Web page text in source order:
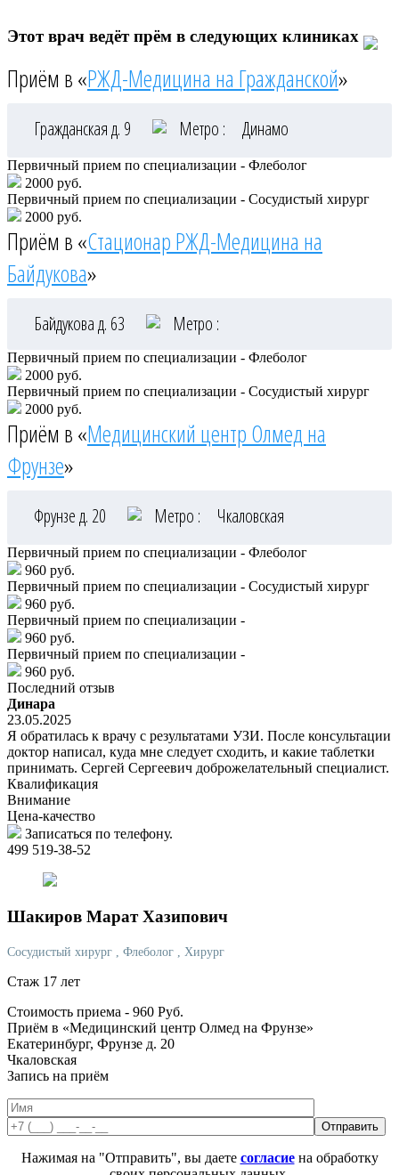
Этот врач ведёт прём в следующих клиниках
Приём в «РЖД-Медицина на Гражданской»
Гражданская д. 9 Метро : Динамо
Первичный прием по специализации - Флеболог
2000 руб.
Первичный прием по специализации - Сосудистый хирург
2000 руб.
Приём в «Стационар РЖД-Медицина на
Байдукова»
Байдукова д. 63 Метро :
Первичный прием по специализации - Флеболог
2000 руб.
Первичный прием по специализации - Сосудистый хирург
2000 руб.
Приём в «Медицинский центр Олмед на
Фрунзе»
Фрунзе д. 20 Метро : Чкаловская
Первичный прием по специализации - Флеболог
960 руб.
Первичный прием по специализации - Сосудистый хирург
960 руб.
Первичный прием по специализации -
960 руб.
Первичный прием по специализации -
960 руб.
Последний отзыв
Динара
23.05.2025
Я обратилась к врачу с результатами УЗИ. После консультации
доктор написал, куда мне следует сходить, и какие таблетки
принимать. Сергей Сергеевич доброжелательный специалист.
Квалификация
Внимание
Цена-качество
Записаться по телефону.
499 519-38-52
Шакиров Марат Хазипович
Сосудистый хирург , Флеболог , Хирург
Стаж 17 лет
Стоимость приема - 960 Руб.
Приём в «Медицинский центр Олмед на Фрунзе»
Екатеринбург, Фрунзе д. 20
Чкаловская
Запись на приём
Нажимая на "Отправить", вы даете согласиена обработку